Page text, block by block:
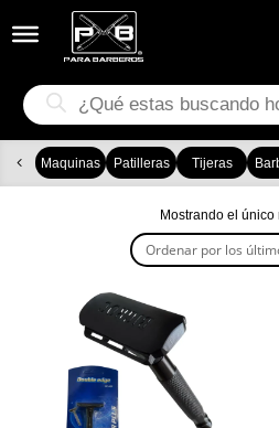
Búsqueda
de
productos
Maquinas Patilleras Tijeras
Mostrando el único